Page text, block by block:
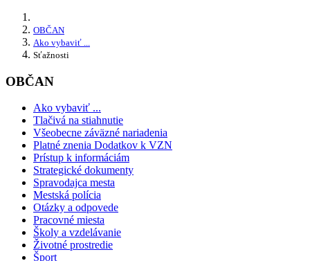
OBČAN
Ako vybaviť ...
Sťažnosti
OBČAN
Ako vybaviť ...
Tlačivá na stiahnutie
Všeobecne záväzné nariadenia
Platné znenia Dodatkov k VZN
Prístup k informáciám
Strategické dokumenty
Spravodajca mesta
Mestská polícia
Otázky a odpovede
Pracovné miesta
Školy a vzdelávanie
Životné prostredie
Šport